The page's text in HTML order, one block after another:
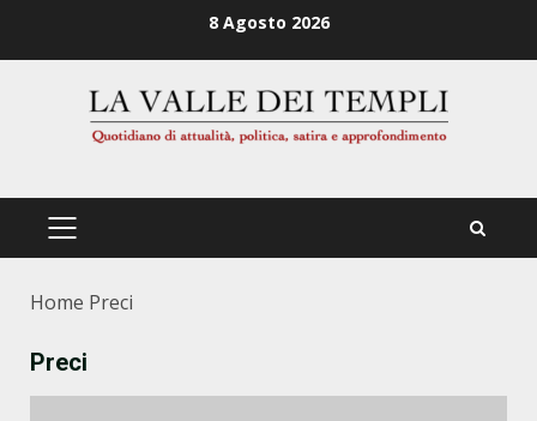
8 Agosto 2026
PRIMÄRES
Home Preci
Preci